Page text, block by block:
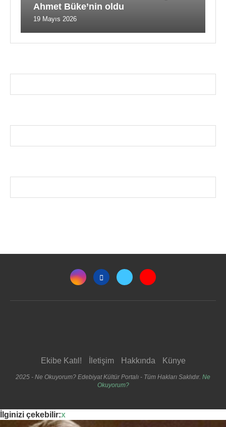
Ahmet Büke’nin oldu
19 Mayıs 2026
Ekibe Katıl! İletişim Hakkında Künye
2025 - Ne Okuyorum? Edebiyat Kültür Portalı - Tüm Hakları Saklıdır. Ne
Okuyorum?
İlginizi çekebilir:x